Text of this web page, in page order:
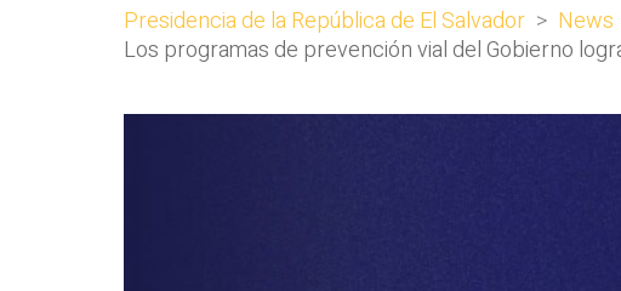
Presidencia de la República de El Salvador > News
Los programas de prevención vial del Gobierno